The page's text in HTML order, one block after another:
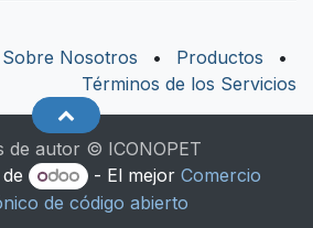
Sobre Nosotros • Productos
•
Términos de los Servicios
de autor © ICONOPET
- El mejorComercio
de código abierto